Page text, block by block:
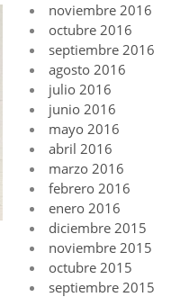
noviembre 2016
octubre 2016
septiembre 2016
agosto 2016
julio 2016
junio 2016
mayo 2016
abril 2016
marzo 2016
febrero 2016
enero 2016
diciembre 2015
noviembre 2015
octubre 2015
septiembre 2015